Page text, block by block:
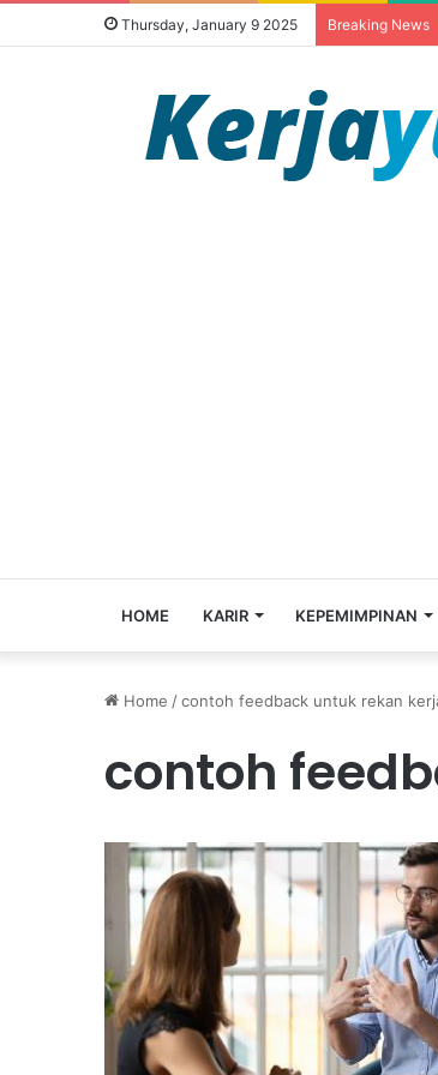
Thursday, January 9 2025 Breaking News
HOME KARIR KEPEMIMPINAN
Home /contoh feedback untuk rekan
contoh